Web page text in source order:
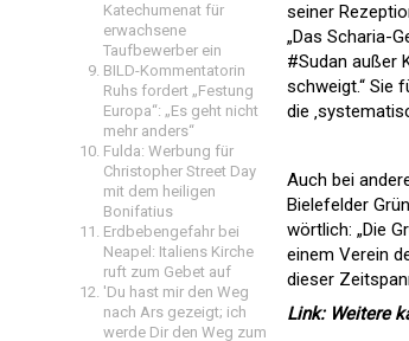
Katechumenat für
erwachsene
Taufbewerber ein
BILD-Kommentatorin
Ruhs fordert „Festung
Europa“: „Es geht nicht
mehr anders“
Fulda: Werbung für
Christopher Street Day
mit dem heiligen
Bonifatius
Erdbebengefahr bei
Neapel: Italiens Kirche
ruft zum Gebet auf
'Du hast mir den Weg
nach Ars gezeigt; ich
werde Dir den Weg zum
seiner
„Das Scharia-
#Sudan außer
schweigt.“ Sie
die
Auch bei
Bielefelder
wörtlich: „Die
einem Verein
dieser
Link: Weitere